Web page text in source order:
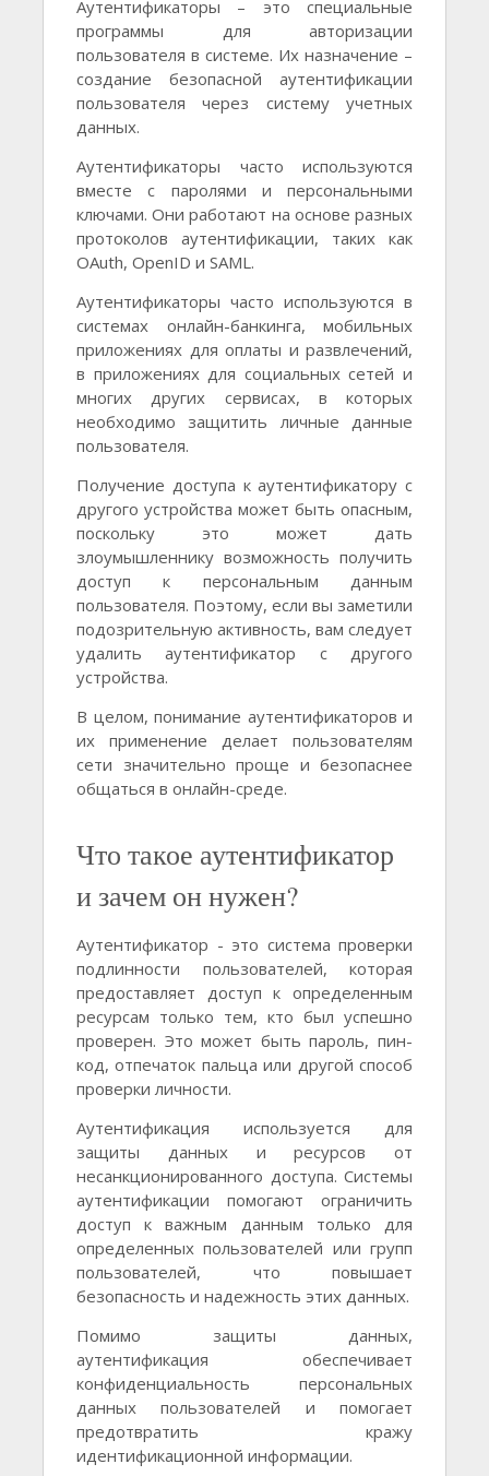
Аутентификаторы – это специальные
программы для авторизации
пользователя в системе. Их назначение –
создание безопасной аутентификации
пользователя через систему учетных
данных.
Аутентификаторы часто используются
вместе с паролями и персональными
ключами. Они работают на основе разных
протоколов аутентификации, таких как
OAuth, OpenID и SAML.
Аутентификаторы часто используются в
системах онлайн-банкинга, мобильных
приложениях для оплаты и развлечений,
в приложениях для социальных сетей и
многих других сервисах, в которых
необходимо защитить личные данные
пользователя.
Получение доступа к аутентификатору с
другого устройства может быть опасным,
поскольку это может дать
злоумышленнику возможность получить
доступ к персональным данным
пользователя. Поэтому, если вы заметили
подозрительную активность, вам следует
удалить аутентификатор с другого
устройства.
В целом, понимание аутентификаторов и
их применение делает пользователям
сети значительно проще и безопаснее
общаться в онлайн-среде.
Что такое аутентификатор
и зачем он нужен?
Аутентификатор - это система проверки
подлинности пользователей, которая
предоставляет доступ к определенным
ресурсам только тем, кто был успешно
проверен. Это может быть пароль, пин-
код, отпечаток пальца или другой способ
проверки личности.
Аутентификация используется для
защиты данных и ресурсов от
несанкционированного доступа. Системы
аутентификации помогают ограничить
доступ к важным данным только для
определенных пользователей или групп
пользователей, что повышает
безопасность и надежность этих данных.
Помимо защиты данных,
аутентификация обеспечивает
конфиденциальность персональных
данных пользователей и помогает
предотвратить кражу
идентификационной информации.